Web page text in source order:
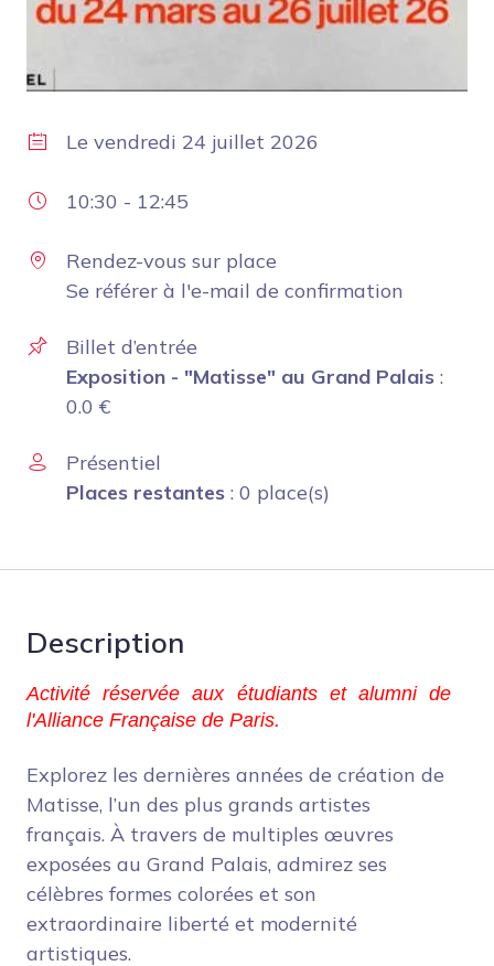
Le vendredi 24 juillet 2026
10:30 - 12:45
Rendez-vous sur place
Se référer à l'e-mail de confirmation
Billet d’entrée
Exposition - "Matisse" au Grand Palais :
0.0 €
Présentiel
Places restantes : 0 place(s)
Description
Activité réservée aux étudiants et alumni de
l'Alliance Française de Paris.
Explorez les dernières années de création de
Matisse, l’un des plus grands artistes
français. À travers de multiples œuvres
exposées au Grand Palais, admirez ses
célèbres formes colorées et son
extraordinaire liberté et modernité
artistiques.